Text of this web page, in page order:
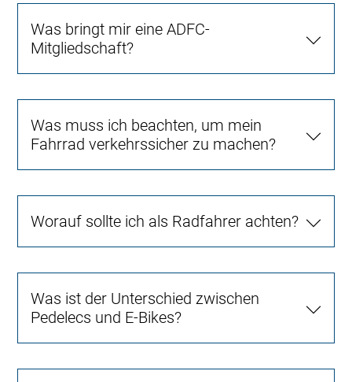
Was bringt mir eine ADFC-
Mitgliedschaft?
Was muss ich beachten, um mein
Fahrrad verkehrssicher zu machen?
Worauf sollte ich als Radfahrer achten?
Was ist der Unterschied zwischen
Pedelecs und E-Bikes?